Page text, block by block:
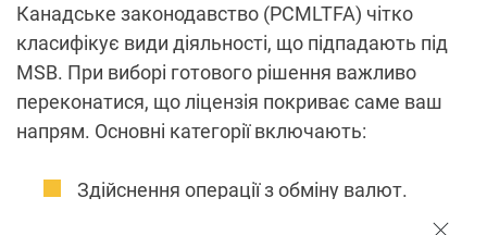
Канадське законодавство (PCMLTFA) чітко
класифікує види діяльності, що підпадають під
MSB. При виборі готового рішення важливо
переконатися, що ліцензія покриває саме ваш
напрям. Основні категорії включають:
Здійснення операції з обміну валют.
Переказ грошових коштів (SWIFT, SEPA,